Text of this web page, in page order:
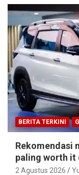
BERITA TERKINI
Rekomendasi
paling worth it
2 Agustus 2026